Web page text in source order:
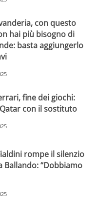
con questo
hai più bisogno di
basta aggiungerlo
fine dei giochi:
con il sostituto
rompe il silenzio
Ballando: “Dobbiamo